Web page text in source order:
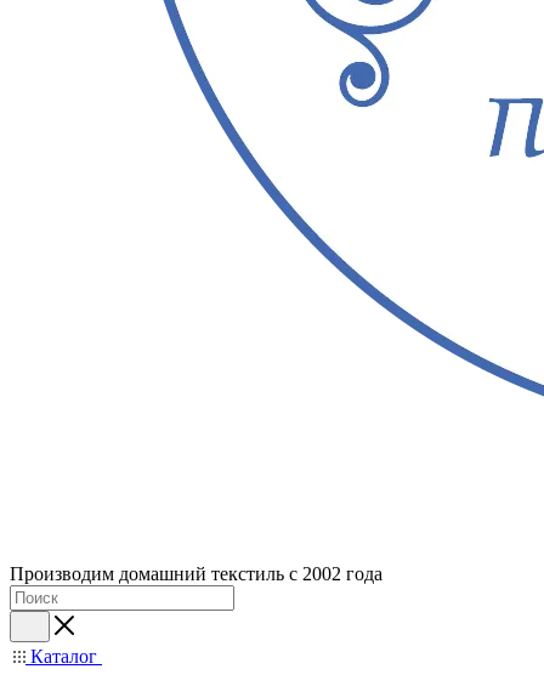
Производим домашний текстиль с 2002 года
Каталог